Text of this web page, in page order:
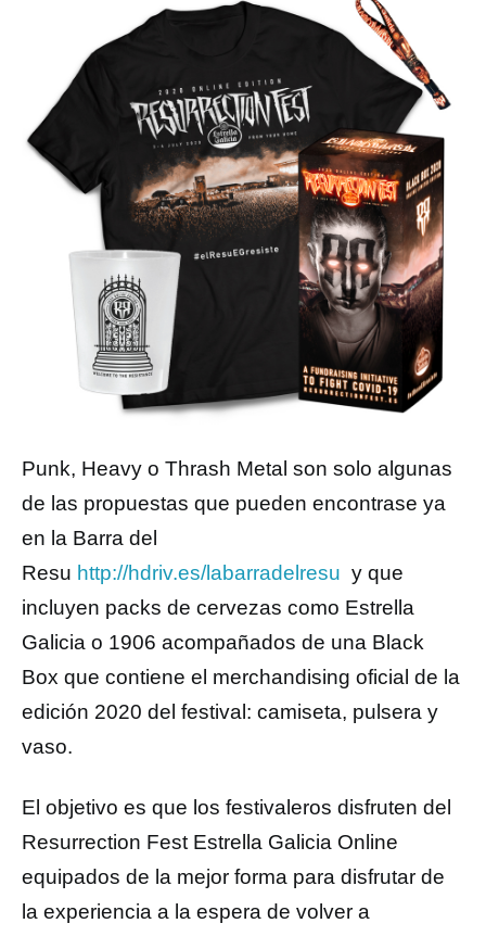
Punk, Heavy o Thrash Metal son solo algunas
de las propuestas que pueden encontrase ya
en la Barra del
Resu http://hdriv.es/labarradelresu y que
incluyen packs de cervezas como Estrella
Galicia o 1906 acompañados de una Black
Box que contiene el merchandising oficial de la
edición 2020 del festival: camiseta, pulsera y
vaso.
El objetivo es que los festivaleros disfruten del
Resurrection Fest Estrella Galicia Online
equipados de la mejor forma para disfrutar de
la experiencia a la espera de volver a